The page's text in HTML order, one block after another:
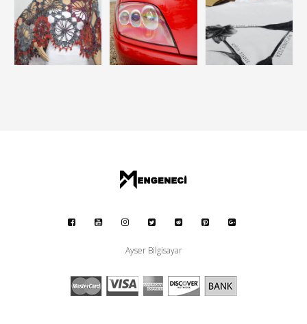
Ayser Bilgisayar